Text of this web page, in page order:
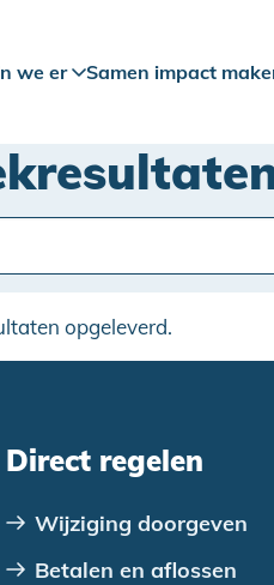
we er Samen impact
opgeleverd.
Direct regelen
Wijziging doorgeven
Betalen en aflossen